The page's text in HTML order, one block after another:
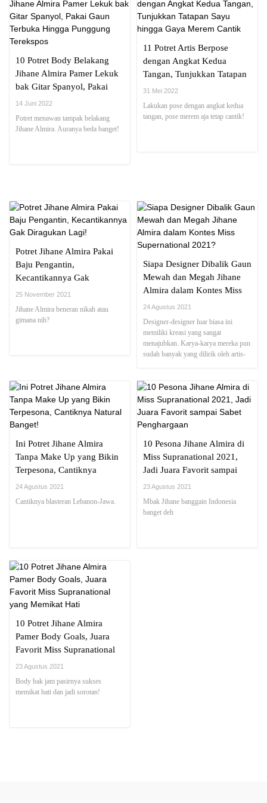
10 Potret Body Belakang
Jihane Almira Pamer Lekuk
bak Gitar Spanyol, Pakai
Gaun Terbuka Hingga
14 Juni 2022
Potret menawan tampak belakang
Jihane Almira. Auranya beda banget!
11 Potret Artis Berpose
dengan Angkat Kedua
Tangan, Tunjukkan Tatapan
Sayu hingga Gaya Merem
31 Mei 2022
Lakukan pose dengan angkat kedua
tangan, pose merem aja tetap cantik!
Potret Jihane Almira Pakai
Baju Pengantin,
Kecantikannya Gak
Diragukan Lagi!
25 November 2021
Jihane Almira beneran nikah atau
gimana nih?
Siapa Designer Dibalik Gaun
Mewah dan Megah Jihane
Almira dalam Kontes Miss
Supernational 2021?
24 Agustus 2021
Designer-designer luar biasa ini
memiliki kreasi yang sangat
menajubkan. Karya-karya mereka pun
sudah banyak yang dilirik oleh artis-
Ini Potret Jihane Almira
Tanpa Make Up yang Bikin
Terpesona, Cantiknya
Natural Banget!
24 Agustus 2021
Cantiknya blasteran Lebanon-Jawa.
10 Pesona Jihane Almira di
Miss Supranational 2021,
Jadi Juara Favorit sampai
Sabet Penghargaan
23 Agustus 2021
Mbak Jihane banggain Indonesia
banget deh
10 Potret Jihane Almira
Pamer Body Goals, Juara
Favorit Miss Supranational
yang Memikat Hati
23 Agustus 2021
Body bak jam pasirnya sukses
memikat hati dan jadi sorotan!